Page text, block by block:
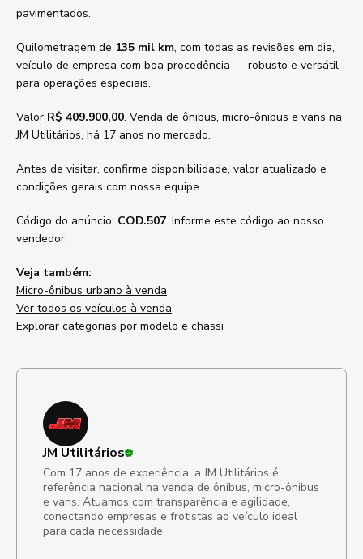
pavimentados.
Quilometragem de 135 mil km, com todas as revisões em dia,
veículo de empresa com boa procedência — robusto e versátil
para operações especiais.
Valor R$ 409.900,00. Venda de ônibus, micro-ônibus e vans na
JM Utilitários, há 17 anos no mercado.
Antes de visitar, confirme disponibilidade, valor atualizado e
condições gerais com nossa equipe.
Código do anúncio: COD.507. Informe este código ao nosso
vendedor.
Veja também:
Micro-ônibus urbano à venda
Ver todos os veículos à venda
Explorar categorias por modelo e chassi
JM Utilitários
Com 17 anos de experiência, a JM Utilitários é
referência nacional na venda de ônibus, micro-ônibus
e vans. Atuamos com transparência e agilidade,
conectando empresas e frotistas ao veículo ideal
para cada necessidade.